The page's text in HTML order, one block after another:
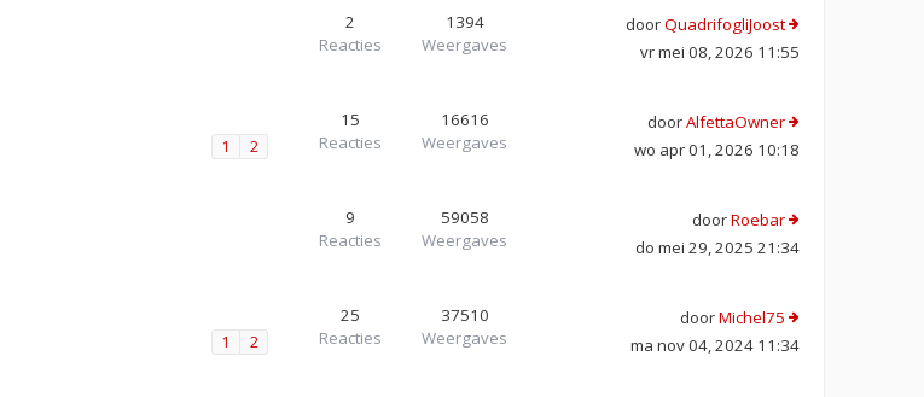
2
Reacties
1394
Weergaves
doorQuadrifogliJoost
vr mei 08, 2026 11:55
1 2
15
Reacties
16616
Weergaves
doorAlfettaOwner
wo apr 01, 2026 10:18
9
Reacties
59058
Weergaves
doorRoebar
do mei 29, 2025 21:34
1 2
25
Reacties
37510
Weergaves
doorMichel75
ma nov 04, 2024 11:34